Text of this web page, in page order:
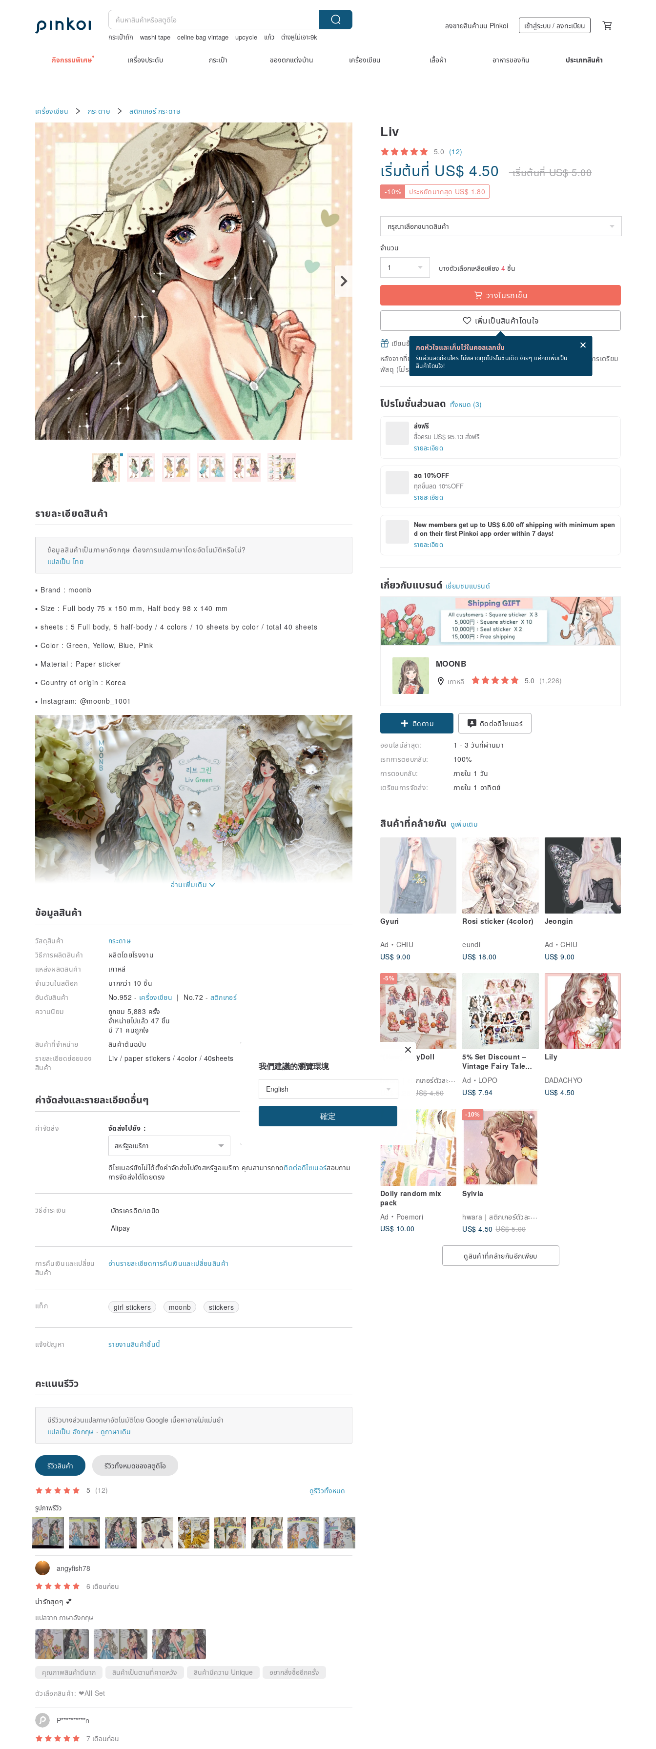
กระเป๋าถัก washi tape celine bag vintage upcycle แก้ว
ต่างหูไม่เจาะ9k
ลงขายสินค้าบน Pinkoi เข้าสู่ระบบ / ลงทะเบียน
กิจกรรมพิเศษ เครื่องประดับ กระเป๋า ของตกแต่งบ้าน เครื่องเขียน เสื้อผ้า อาหารของกิน ประเภทสินค้า
เครื่องเขียน กระดาษ สติกเกอร์ กระดาษ
Liv
5.0 (12)
เริ่มต้นที่ US$ 4.50 เริ่มต้นที่US$5.00
-10% ประหยัดมากสุด US$ 1.80
จำนวน
บางตัวเลือกเหลือเพียง 4 ชิ้น
วางในรถเข็น
เพิ่มเป็นสินค้าโดนใจ
กดหัวใจและเก็บไว้ในคอลเลกชั่น
รับส่วนลดก่อนใคร ไม่พลาดทุกโปรโมชั่นเด็ด ง่ายๆ แค่กดเพิ่มเป็น
สินค้าโดนใจ!
เขียนข้อความและส่ง eCard ฟรีเมื่อซื้อสินค้า!
หลังจากที่ชำระเงินถึงวันที่จะจัดส่งสินค้า จะใช้เวลาประมาณ 3 วันทางการในการเตรียม
พัสดุ (ไม่รวมวันหยุด)
โปรโมชั่นส่วนลด ทั้งหมด (3)
ส่งฟรี
ซื้อครบ US$ 95.13 ส่งฟรี
รายละเอียด
ลด 10%OFF
ทุกชิ้นลด 10%OFF
รายละเอียด
New members get up to US$ 6.00 off shipping with minimum spen
d on their first Pinkoi app order within 7 days!
รายละเอียด
เกี่ยวกับแบรนด์ เยี่ยมชมแบรนด์
MOONB
เกาหลี 5.0 (1,226)
ติดตาม ติดต่อดีไซเนอร์
ออนไลน์ล่าสุด:
1 - 3 วันที่ผ่านมา
เรทการตอบกลับ:
100%
การตอบกลับ:
ภายใน 1 วัน
เตรียมการจัดส่ง:
ภายใน 1 อาทิตย์
สินค้าที่คล้ายกัน ดูเพิ่มเติม
Gyuri
Ad
CHIU
US$ 9.00
Rosi sticker (4color)
eundi
US$ 18.00
Jeongin
Ad
CHIU
US$ 9.00
-5%
*(New)BabyDoll
hwara｜สติกเกอร์ตัวละครสีน้ำ
US$ 4.28
US$ 4.50
5% Set Discount –
Vintage Fairy Tale
Mood Character 3-
Design Sticker Set
Ad
LOPO
US$ 7.94
Lily
DADACHYO
US$ 4.50
Doily random mix
pack
Ad
Poemori
US$ 10.00
-10%
Sylvia
hwara｜สติกเกอร์ตัวละครสีน้ำ
US$ 4.50 US$ 5.00
ดูสินค้าที่คล้ายกันอีกเพียบ
รายละเอียดสินค้า
ข้อมูลสินค้าเป็นภาษาอังกฤษ ต้องการแปลภาษาโดยอัตโนมัติหรือไม่?
แปลเป็น ไทย
▪ Brand : moonb
▪ Size : Full body 75 x 150 mm, Half body 98 x 140 mm
▪ sheets : 5 Full body, 5 half-body / 4 colors / 10 sheets by color / total 40 sheets
▪ Color : Green, Yellow, Blue, Pink
▪ Material : Paper sticker
▪ Country of origin : Korea
▪ Instagram: @moonb_1001
ข้อมูลสินค้า
วัสดุสินค้า
กระดาษ
วิธีการผลิตสินค้า
ผลิตโดยโรงงาน
แหล่งผลิตสินค้า
เกาหลี
จำนวนในสต๊อก
มากกว่า 10 ชิ้น
อันดับสินค้า
No.952 - เครื่องเขียน | No.72 - สติกเกอร์
ความนิยม
ถูกชม 5,883 ครั้ง
จำหน่ายไปแล้ว 47 ชิ้น
มี 71 คนถูกใจ
สินค้าที่จำหน่าย
สินค้าต้นฉบับ
รายละเอียดย่อยของ
สินค้า
Liv / paper stickers / 4color / 40sheets
ค่าจัดส่งและรายละเอียดอื่นๆ
ค่าจัดส่ง จัดส่งไปยัง：
สหรัฐอเมริกา
ดีไซเนอร์ยังไม่ได้ตั้งค่าจัดส่งไปยังสหรัฐอเมริกา คุณสามารถกดติดต่อดีไซเนอร์สอบถาม
การจัดส่งได้โดยตรง
วิธีชำระเงิน
บัตรเครดิต/เดบิด
Alipay
การคืนเงินและเปลี่ยน
สินค้า
อ่านรายละเอียดการคืนเงินและเปลี่ยนสินค้า
แท็ก girl stickers moonb stickers
แจ้งปัญหา รายงานสินค้าชิ้นนี้
คะแนนรีวิว
มีรีวิวบางส่วนแปลภาษาอัตโนมัติโดย Google เนื้อหาอาจไม่แม่นยำ
แปลเป็น อังกฤษ
ดูภาษาเดิม
รีวิวสินค้า รีวิวทั้งหมดของสตูดิโอ
5 (12) ดูรีวิวทั้งหมด
รูปภาพรีวิว
angyfish78
6 เดือนก่อน
น่ารักสุดๆ 💕
แปลจาก ภาษาอังกฤษ
คุณภาพสินค้าดีมาก สินค้าเป็นตามที่คาดหวัง สินค้ามีความ Unique อยากสั่งซื้ออีกครั้ง
ตัวเลือกสินค้า: ❤All Set
P**********n
7 เดือนก่อน
我們建議的瀏覽環境
確定